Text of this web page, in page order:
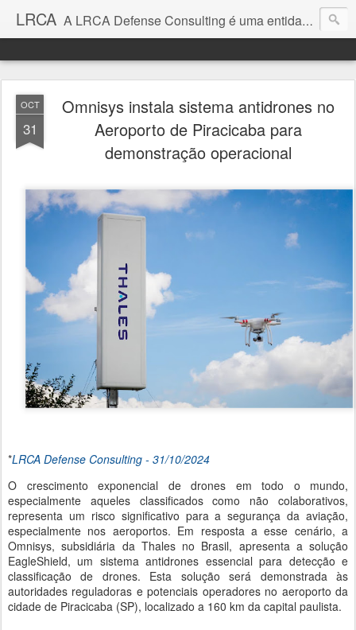
LRCA A LRCA Defense Consulting é uma entidade sem fins lucrativos que se dedica a produzir e divulgar notícias e análises sobre as Empresas de Defesa. Não somos jornalistas e nem este é um blog jornalístico.
OCT
31
Omnisys instala sistema antidrones no
Aeroporto de Piracicaba para
demonstração operacional
*LRCA Defense Consulting - 31/10/2024
O crescimento exponencial de drones em todo o mundo,
especialmente aqueles classificados como não colaborativos,
representa um risco significativo para a segurança da aviação,
especialmente nos aeroportos. Em resposta a esse cenário, a
Omnisys, subsidiária da Thales no Brasil, apresenta a solução
EagleShield, um sistema antidrones essencial para detecção e
classificação de drones. Esta solução será demonstrada às
autoridades reguladoras e potenciais operadores no aeroporto da
cidade de Piracicaba (SP), localizado a 160 km da capital paulista.